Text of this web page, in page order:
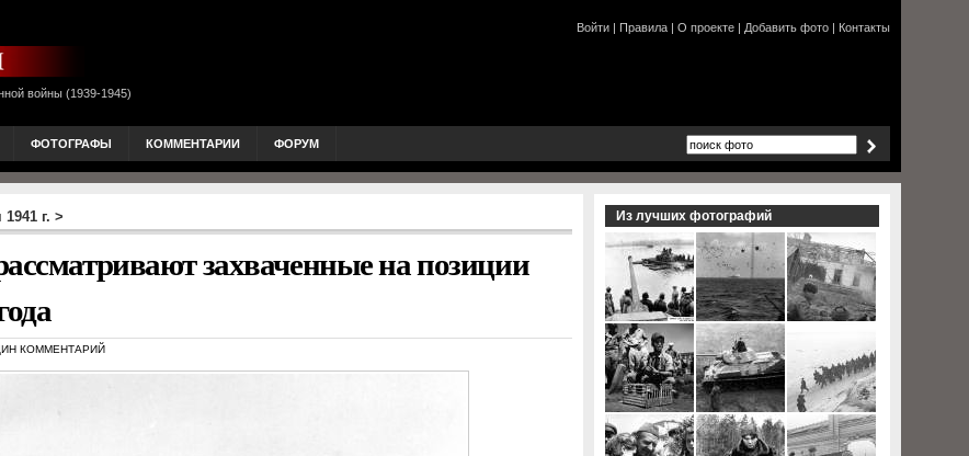
войны (1939-1945)
Войти | Правила | О проекте | Добавить фото | Контакты
ФОТОГРАФЫ КОММЕНТАРИИ ФОРУМ
г. >
захваченные на позиции
КОММЕНТАРИЙ
Из лучших фотографий